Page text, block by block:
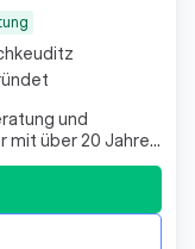
und
mit über 20 Jahren